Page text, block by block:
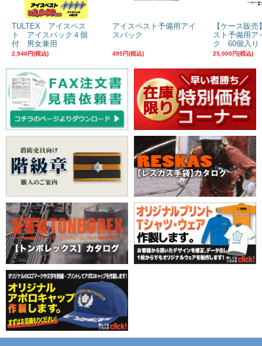
TULTEX アイスベス
ト アイスパック４個
付 男女兼用
2,940円(税込)
アイスベスト予備用アイ
スパック
495円(税込)
【ケース販
スト予備用ア
ク 60個入り
25,000円(税込)